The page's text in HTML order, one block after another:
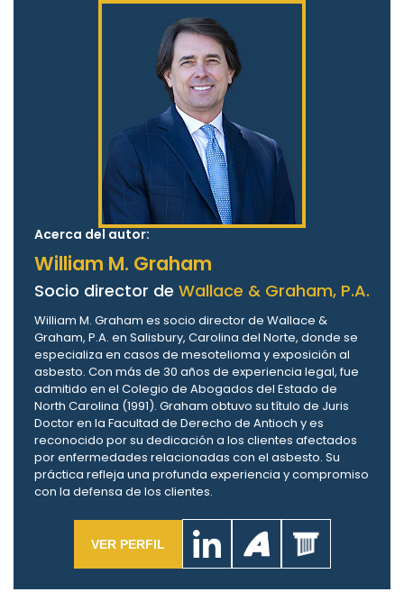
Acerca del autor:
William M. Graham
Socio director de Wallace & Graham, P.A.
William M. Graham es socio director de Wallace &
Graham, P.A. en Salisbury, Carolina del Norte, donde se
especializa en casos de mesotelioma y exposición al
asbesto. Con más de 30 años de experiencia legal, fue
admitido en el Colegio de Abogados del Estado de
North Carolina (1991). Graham obtuvo su título de Juris
Doctor en la Facultad de Derecho de Antioch y es
reconocido por su dedicación a los clientes afectados
por enfermedades relacionadas con el asbesto. Su
práctica refleja una profunda experiencia y compromiso
con la defensa de los clientes.
VER PERFIL